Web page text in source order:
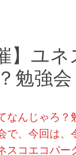
】ユ
勉強会
なんじゃろ？
で、今回は、
スコエコパー